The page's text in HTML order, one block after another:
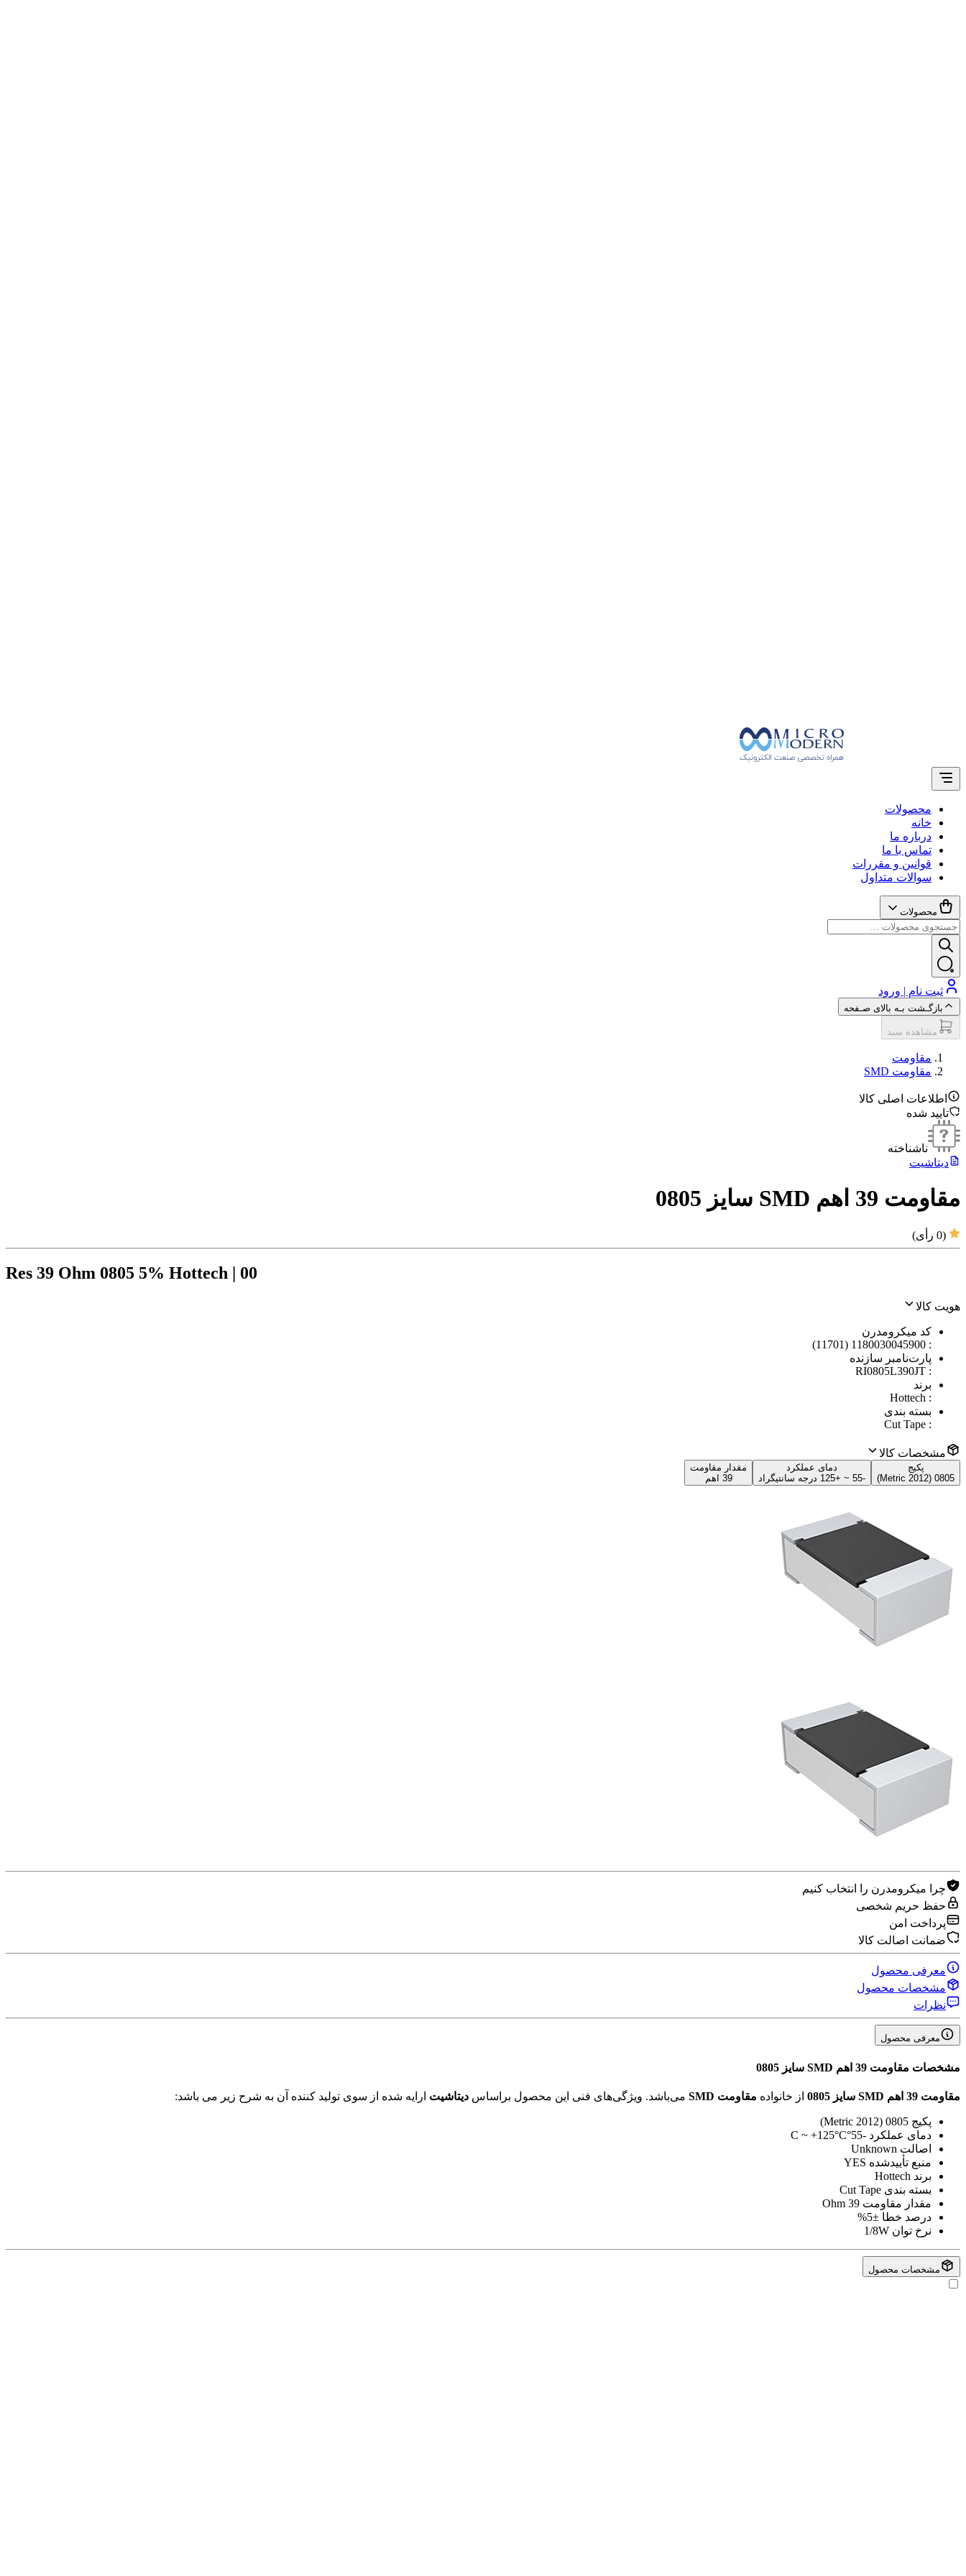
محصولات
خانه
درباره ما
تماس با ما
قوانین و مقررات
سوالات متداول
محصولات
ثبت نام | ورود
بازگـشت بـه بالای صـفحه
مشاهده سبد
مقاومت‌
مقاومت SMD
اطلاعات اصلی کالا
تایید شده
ناشناخته
دیتاشیت
مقاومت 39 اهم SMD سایز 0805
(
0 رأی)
Res 39 Ohm 0805 5% Hottech | 00
هویت کالا
کد میکرومدرن
:
1180030045900 (11701)
پارت‌نامبر سازنده
:
RI0805L390JT
برند
:
Hottech
بسته بندی
:
Cut Tape
مشخصات کالا
پکیج
0805 (2012 Metric)
دمای عملکرد
-55 ~ +125 درجه سانتیگراد
مقدار مقاومت
39 اهم
چرا میکرومدرن را انتخاب کنیم
حفظ حریم شخصی
پرداخت امن
ضمانت اصالت کالا
معرفی محصول
مشخصات محصول
نظرات
معرفی محصول
مشخصات مقاومت 39 اهم SMD سایز 0805
مقاومت 39 اهم SMD سایز 0805 از خانواده مقاومت SMD می‌باشد. ویژگی‌های فنی این محصول براساس دیتاشیت ارایه شده از سوی تولید کننده آن به شرح زیر می باشد:
پکیج 0805 (2012 Metric)
دمای عملکرد -55°C ~ +125°C
اصالت Unknown
منبع تأیید‌شده YES
برند Hottech
بسته بندی Cut Tape
مقدار مقاومت 39 Ohm
درصد خطا ±5%
نرخ توان 1/8W
مشخصات محصول